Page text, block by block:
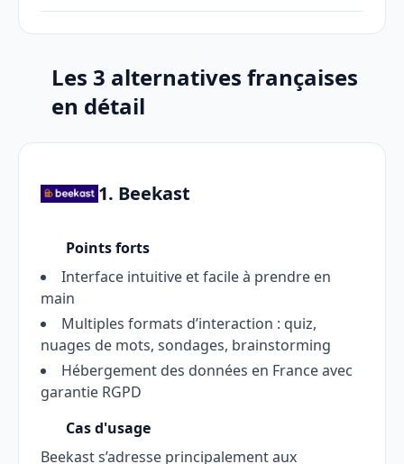
Les 3 alternatives françaises
en détail
1. Beekast
Points forts
Interface intuitive et facile à prendre en
main
Multiples formats d’interaction : quiz,
nuages de mots, sondages, brainstorming
Hébergement des données en France avec
garantie RGPD
Cas d'usage
Beekast s’adresse principalement aux